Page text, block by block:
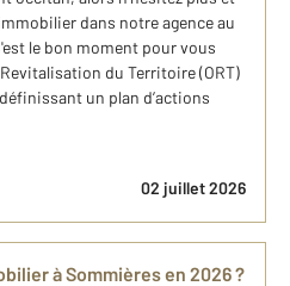
dans notre agence au
le bon moment pour vous
du Territoire (ORT)
un plan d’actions
02 juillet 2026
à Sommières en 2026 ?